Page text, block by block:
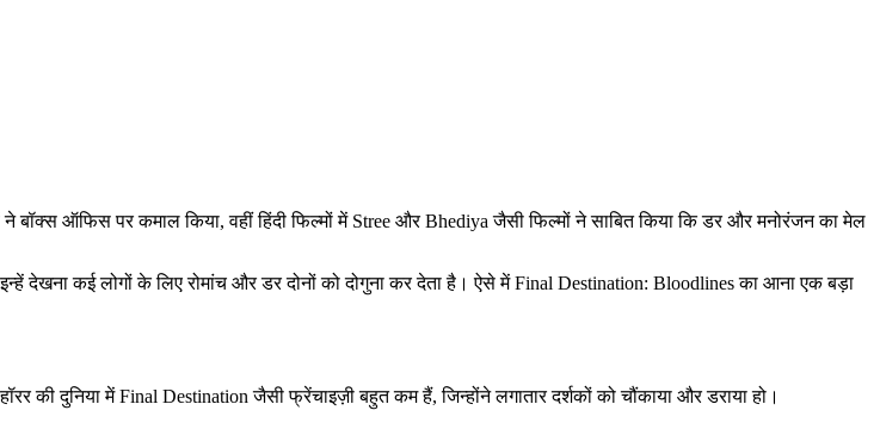
बॉक्स ऑफिस पर कमाल किया, वहीं हिंदी फिल्मों में Stree और Bhediya जैसी फिल्मों ने साबित किया कि डर और मनोरंजन का मेल
देखना कई लोगों के लिए रोमांच और डर दोनों को दोगुना कर देता है। ऐसे में Final Destination: Bloodlines का आना एक बड़ा
की दुनिया में Final Destination जैसी फ्रेंचाइज़ी बहुत कम हैं, जिन्होंने लगातार दर्शकों को चौंकाया और डराया हो।